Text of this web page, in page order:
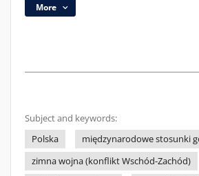
More
Subject and keywords:
Polska
międzynarodowe stosunki
zimna wojna (konflikt Wschód-Zachód)